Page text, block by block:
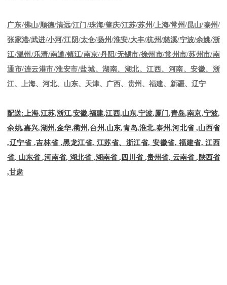
广东/佛山/顺德/清远/江门 /珠海/肇庆/江苏/苏州/上海/常州/昆山/泰州/
张家港/武进/小河/江阴/太仓/扬州/淮安/大丰/杭州/慈溪/宁波/余姚/浙
江/温州/乐清/南通/镇江/南京/丹阳/无锡市/徐州市/常州市/苏州市/南
通市/连云港市/淮安市/盐城、湖南、湖北、江西、河南、安徽、浙
江、上海、河北、山东、天津、广西、贵州、福建、新疆、辽宁
配送: 上海,江苏,浙江,安徽,福建,江西,山东,宁波,厦门,青岛,南京,宁波,
余姚,嘉兴,湖州,金华,衢州,台州,山东,青岛,淮北,泰州,河北省 ,山西省
,辽宁省 ,吉林省 ,黑龙江省, 江苏省、浙江省, 安徽省, 福建省, 江西
省, 山东省 ,河南省, 湖北省 ,湖南省 , 四川省 ,贵州省, 云南省 , 陕西省
,甘肃